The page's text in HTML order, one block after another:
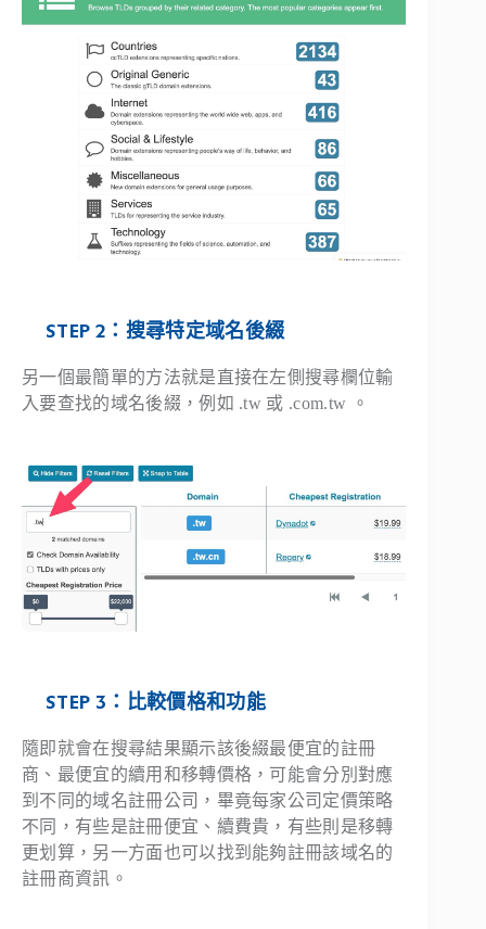
STEP 2：搜尋特定域名後綴
另一個最簡單的方法就是直接在左側搜尋欄位輸
入要查找的域名後綴，例如 .tw 或 .com.tw 。
STEP 3：比較價格和功能
隨即就會在搜尋結果顯示該後綴最便宜的註冊
商、最便宜的續用和移轉價格，可能會分別對應
到不同的域名註冊公司，畢竟每家公司定價策略
不同，有些是註冊便宜、續費貴，有些則是移轉
更划算，另一方面也可以找到能夠註冊該域名的
註冊商資訊。